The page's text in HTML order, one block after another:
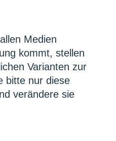
Medien
kommt, stellen
Varianten zur
bitte nur diese
verändere sie